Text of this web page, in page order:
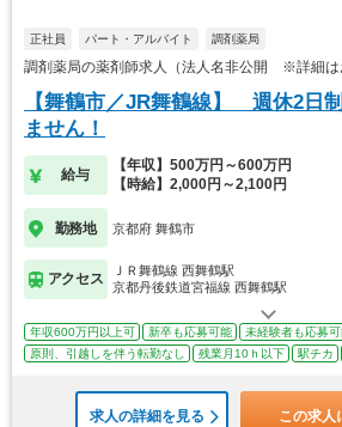
正社員 パート・アルバイト 調剤薬局
調剤薬局の薬剤師求人（法人名非公開 ※詳細は
【舞鶴市／JR舞鶴線】 週休2日
ません！
給与
【年収】500万円～600万円
【時給】2,000円～2,100円
勤務地 京都府 舞鶴市
アクセス
ＪＲ舞鶴線 西舞鶴駅
京都丹後鉄道宮福線 西舞鶴駅
年収600万円以上可 新卒も応募可能
未経験者も応募
原則、引越しを伴う転勤なし
残業月10ｈ以下 駅チカ
求人の詳細を見る この求人